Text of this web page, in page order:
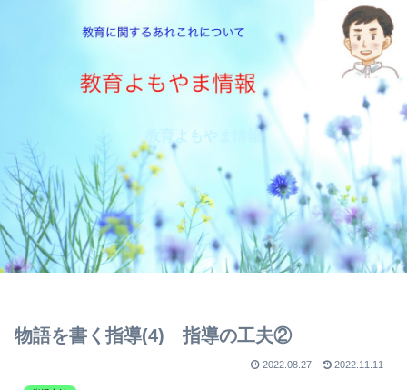
教育よもやま情報
物語を書く指導(4) 指導の工夫②
2022.08.27 2022.11.11